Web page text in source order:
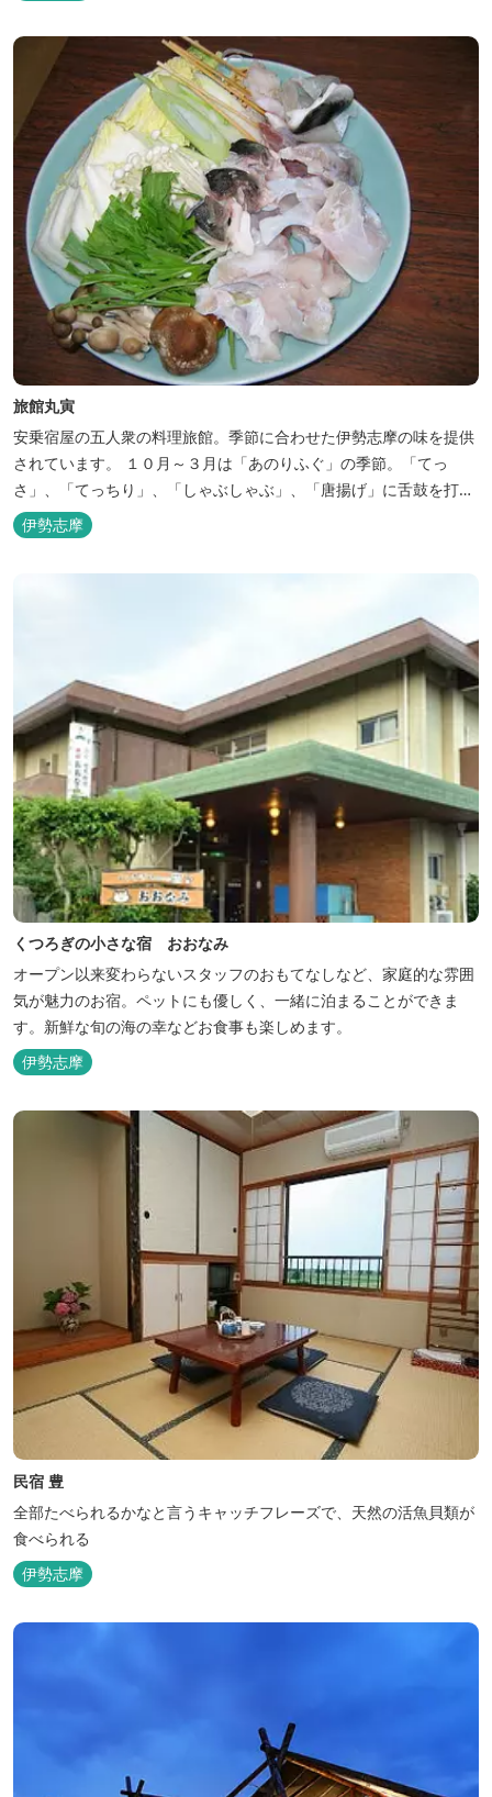
旅館丸寅
安乗宿屋の五人衆の料理旅館。季節に合わせた伊勢志摩の味を提供
されています。 １０月～３月は「あのりふぐ」の季節。「てっ
さ」、「てっちり」、「しゃぶしゃぶ」、「唐揚げ」に舌鼓を打っ
ていただけます。その他、クエマス、伊勢エビ料理もあり。
伊勢志摩
くつろぎの小さな宿 おおなみ
オープン以来変わらないスタッフのおもてなしなど、家庭的な雰囲
気が魅力のお宿。ペットにも優しく、一緒に泊まることができま
す。新鮮な旬の海の幸などお食事も楽しめます。
伊勢志摩
民宿 豊
全部たべられるかなと言うキャッチフレーズで、天然の活魚貝類が
食べられる
伊勢志摩